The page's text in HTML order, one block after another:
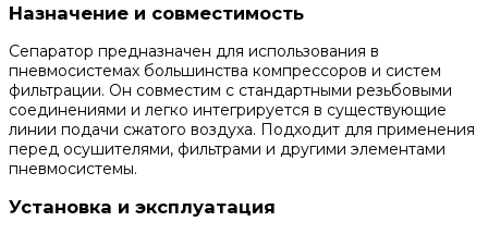
Назначение и совместимость
Сепаратор предназначен для использования в
пневмосистемах большинства компрессоров и систем
фильтрации. Он совместим с стандартными резьбовыми
соединениями и легко интегрируется в существующие
линии подачи сжатого воздуха. Подходит для применения
перед осушителями, фильтрами и другими элементами
пневмосистемы.
Установка и эксплуатация